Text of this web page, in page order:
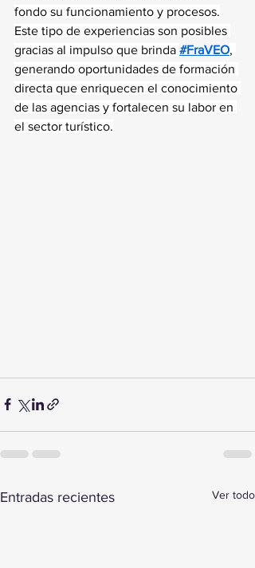
fondo su funcionamiento y procesos.
Este tipo de experiencias son posibles
gracias al impulso que brinda #FraVEO,
generando oportunidades de formación
directa que enriquecen el conocimiento
de las agencias y fortalecen su labor en
el sector turístico.
Entradas recientes Ver todo